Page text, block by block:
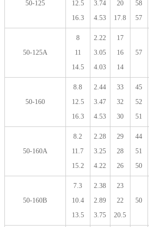
50-125
12.5
16.3
3.74
4.53
20
17.8
58
57
50-125A
8
11
14.5
2.22
3.05
4.03
17
16
14
57
50-160
8.8
12.5
16.3
2.44
3.47
4.53
33
32
30
45
52
51
50-160A
8.2
11.7
15.2
2.28
3.25
4.22
29
28
26
44
51
50
50-160B
7.3
10.4
13.5
2.38
2.89
3.75
23
22
20.5
50